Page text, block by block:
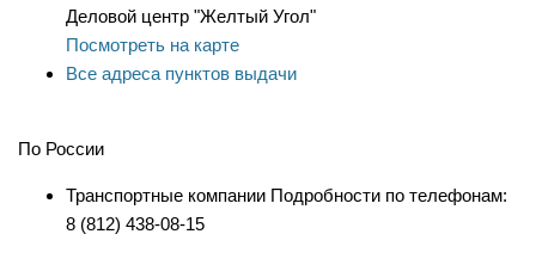
Деловой центр "Желтый Угол"
Посмотреть на карте
Все адреса пунктов выдачи
По России
Транспортные компании Подробности по телефонам:
8 (812) 438-08-15